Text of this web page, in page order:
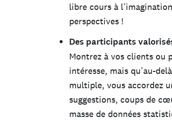
libre cours à
perspectives !
Des participants
Montrez à vos clients ou
intéresse, mais qu’au-
multiple, vous accordez
suggestions, coups de
masse de données